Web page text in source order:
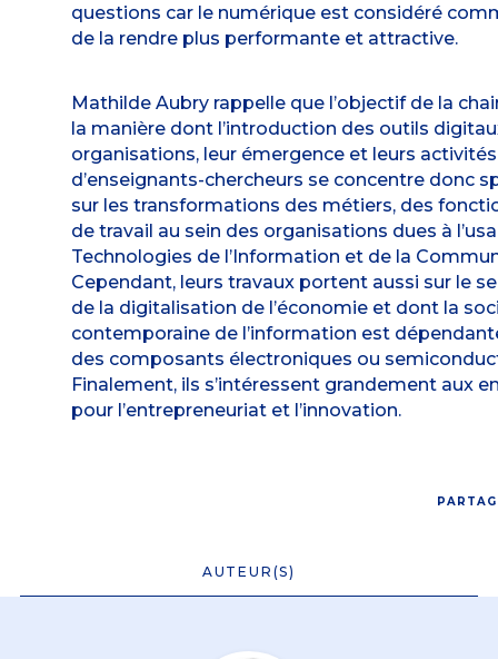
questions car le numérique est considéré
de la rendre plus performante et attractive.
Mathilde Aubry rappelle que l’objectif de la
la manière dont l’introduction des outils
organisations, leur émergence et leurs activités.
d’enseignants-chercheurs se concentre donc
sur les transformations des métiers, des
de travail au sein des organisations dues à
Technologies de l’Information et de la
Cependant, leurs travaux portent aussi sur le
de la digitalisation de l’économie et dont la
contemporaine de l’information est
des composants électroniques ou
Finalement, ils s’intéressent grandement aux
pour l’entrepreneuriat et l’innovation.
AUTEUR(S)